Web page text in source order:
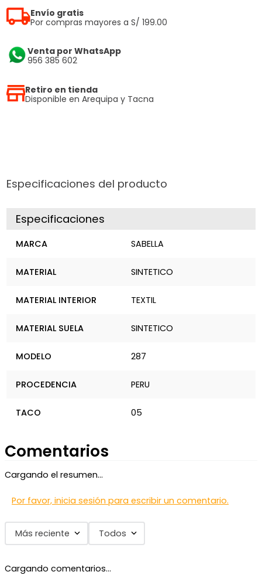
Envío gratis
Por compras mayores a S/ 199.00
Venta por WhatsApp
956 385 602
Retiro en tienda
Disponible en Arequipa y Tacna
Especificaciones del producto
Especificaciones
MARCA SABELLA
MATERIAL SINTETICO
MATERIAL INTERIOR TEXTIL
MATERIAL SUELA SINTETICO
MODELO 287
PROCEDENCIA PERU
TACO 05
Comentarios
Cargando el resumen…
Por favor, inicia sesión para escribir un comentario.
Más reciente Todos
Cargando comentarios…